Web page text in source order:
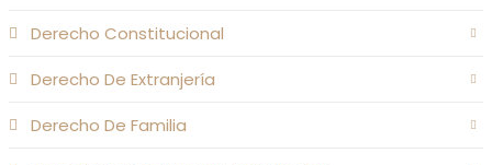
Derecho Constitucional
Derecho De Extranjería
Derecho De Familia